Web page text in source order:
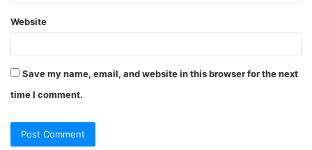
Website
Save my name, email, and website in this browser for the next
time I comment.